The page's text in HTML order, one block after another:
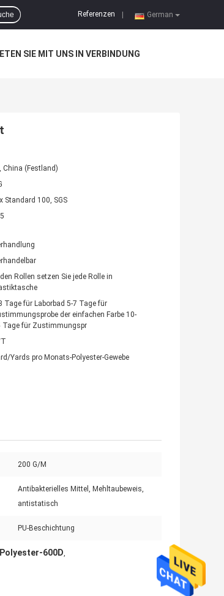
German
Referenzen
SIE MIT UNS IN VERBINDUNG
China (Festland)
Standard 100, SGS
den Rollen setzen Sie jede Rolle in
Tage für Laborbad 5-7 Tage für
der einfachen Farbe 10-
Tage für Zustimmungspr
Yards pro Monats-Polyester-Gewebe
200 G/M
Antibakterielles Mittel, Mehltaubeweis,
antistatisch
PU-Beschichtung
600D,